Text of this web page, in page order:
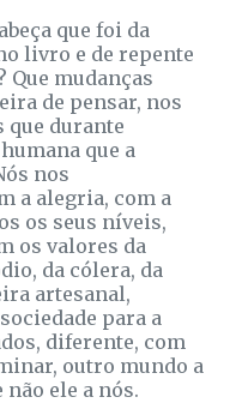
que foi da
livro e de repente
Que mudanças
de pensar, nos
que durante
que a
nos
a alegria, com a
os seus níveis,
os valores da
da cólera, da
artesanal,
para a
diferente, com
outro mundo a
não ele a nós.